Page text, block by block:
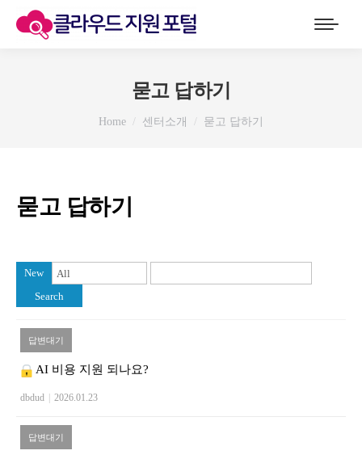
묻고 답하기
You are here:
Home 센터소개 묻고 답하기
묻고 답하기
New
Search
답변대기
AI 비용 지원 되나요?
dbdud 2026.01.23
답변대기